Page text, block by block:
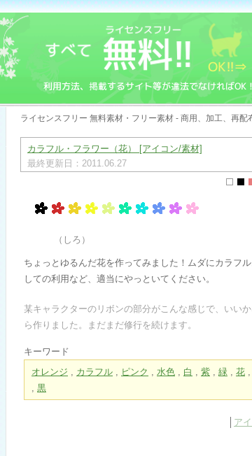
ライセンスフリー 無料素材・フリー素材 - 商用、加工、再配
カラフル・フラワー（花） [アイコン/素材]
最終更新日：2011.06.27
（しろ）
ちょっとゆるんだ花を作ってみました！ムダにカラフ
しての利用など、適当にやっといてください。
某キャラクターのリボンの部分がこんな感じで、いい
ら作りました。まだまだ修行を続けます。
キーワード
オレンジ , カラフル , ピンク , 水色 , 白 , 紫 , 緑 , 花 ,
, 黒
ア